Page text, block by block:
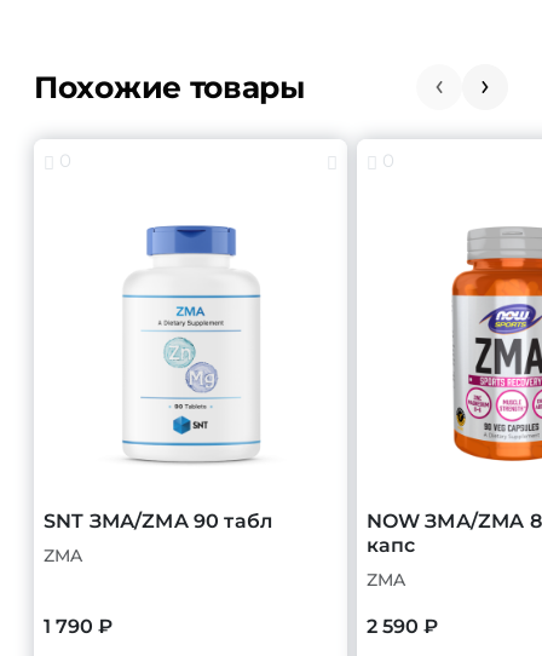
Похожие товары
0
SNT ЗМА/ZMA 90 табл
ZMA
1 790 ₽
0
NOW ЗМА/ZMA
капс
ZMA
2 590 ₽